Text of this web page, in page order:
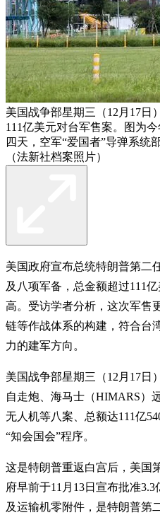
美国战争部星期三（12月17日
111亿美元对台军售案。图为
四天，空军“爱国者”导弹系统
（法新社档案照片）
美国政府宣布总统特朗普第二
及八项军备，总金额超过111
高。受访学者分析，这次军售
链等作战体系的构建，符合台
力的建军方向。
美国战争部星期三（12月17日
自走炮、海马士（HIMARS）
无人机等八案、总额达111亿
“知会国会”程序。
这是特朗普重返白宫后，美国
府早前于11月13日宣布批准
及运输机零附件，是特朗普第